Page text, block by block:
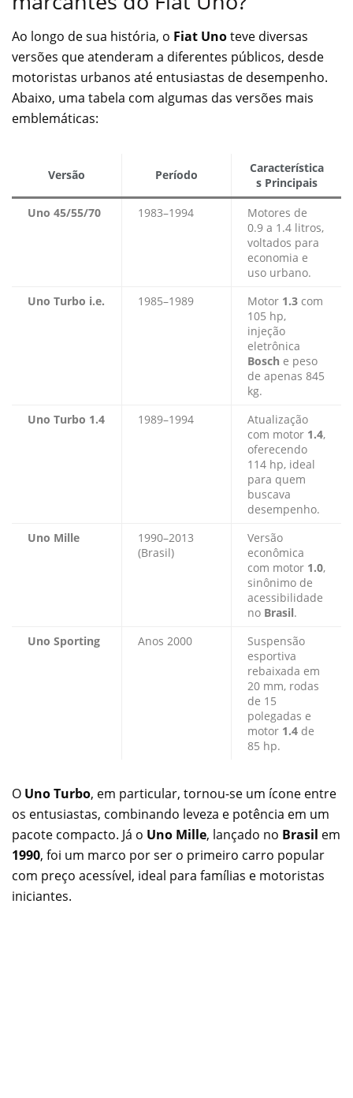
Ao longo de sua história, o Fiat Unoteve diversas
versões que atenderam a diferentes públicos, desde
motoristas urbanos até entusiastas de desempenho.
Abaixo, uma tabela com algumas das versões mais
emblemáticas:
Versão Período
Característica
s Principais
Uno 45/55/70
1983–1994
Motores de
0.9 a 1.4 litros,
voltados para
economia e
uso urbano.
Uno Turbo i.e.
1985–1989 Motor 1.3 com
105 hp,
injeção
eletrônica
Bosch e peso
de apenas 845
kg.
Uno Turbo 1.4
1989–1994
Atualização
com motor 1.4,
oferecendo
114 hp, ideal
para quem
buscava
desempenho.
Uno Mille
1990–2013
(Brasil)
Versão
econômica
com motor 1.0,
sinônimo de
acessibilidade
no Brasil.
Uno Sporting
Anos 2000
Suspensão
esportiva
rebaixada em
20 mm, rodas
de 15
polegadas e
motor 1.4 de
85 hp.
O Uno Turbo, em particular, tornou-se um ícone entre
os entusiastas, combinando leveza e potência em um
pacote compacto. Já o Uno Mille, lançado no Brasil em
1990, foi um marco por ser o primeiro carro popular
com preço acessível, ideal para famílias e motoristas
iniciantes.